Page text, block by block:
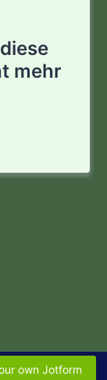
mehr
own Jotform